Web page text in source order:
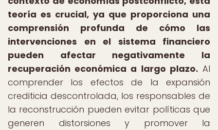
teoría es crucial, ya que proporciona una
comprensión profunda de cómo las
intervenciones en el sistema financiero
pueden afectar negativamente la
recuperación económica a largo plazo. Al
comprender los efectos de la expansión
crediticia descontrolada, los responsables de
la reconstrucción pueden evitar políticas que
generen distorsiones y promover la